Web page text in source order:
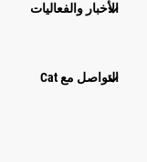
الأخبار والفعاليات
التواصل مع Cat